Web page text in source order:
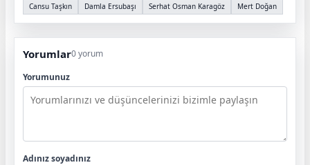
Cansu Taşkın
Damla Ersubaşı Serhat Osman Karagöz Mert Doğan
Yorumlar0 yorum
Yorumunuz
Adınız soyadınız